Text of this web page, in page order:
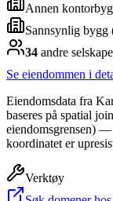
Annen
Sannsynlig bygg
34 andre selskap
Se eiendommen i
Eiendomsdata fra
baseres på spatial
eiendomsgrensen)
koordinatet er
Verktøy